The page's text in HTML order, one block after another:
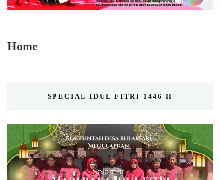
Home
SPECIAL IDUL FITRI 1446 H